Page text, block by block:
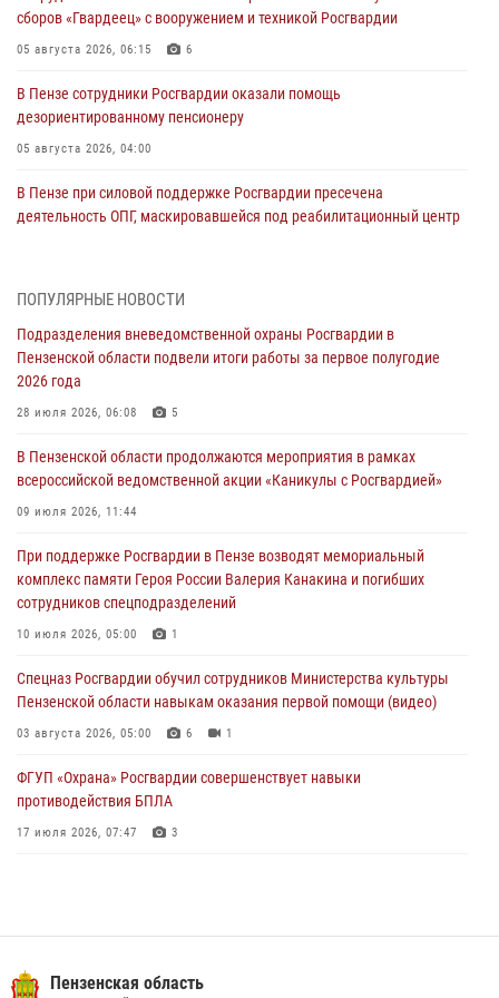
сборов «Гвардеец» с вооружением и техникой Росгвардии
05 августа 2026, 06:15 6
В Пензе сотрудники Росгвардии оказали помощь
дезориентированному пенсионеру
05 августа 2026, 04:00
В Пензе при силовой поддержке Росгвардии пресечена
деятельность ОПГ, маскировавшейся под реабилитационный центр
работы за первое полугодие 2026 года
Росгвардия обеспечила безопасность праздничных мероприятий в
В Пензе сотрудники Росгвардии задержали мужчину, который
дома
03 августа 2026, 05:59
Росгвардейцы Пензенской области отмечают 35-летие дежурной
03 августа 2026, 05:15
ПОПУЛЯРНЫЕ НОВОСТИ
Подразделения вневедомственной охраны Росгвардии в
Пензенской области подвели итоги работы за первое полугодие
2026 года
28 июля 2026, 06:08 5
В Пензенской области продолжаются мероприятия в рамках
всероссийской ведомственной акции «Каникулы с Росгвардией»
09 июля 2026, 11:44
При поддержке Росгвардии в Пензе возводят мемориальный
комплекс памяти Героя России Валерия Канакина и погибших
сотрудников спецподразделений
10 июля 2026, 05:00 1
Спецназ Росгвардии обучил сотрудников Министерства культуры
Пензенской области навыкам оказания первой помощи (видео)
03 августа 2026, 05:00 6 1
ФГУП «Охрана» Росгвардии совершенствует навыки
противодействия БПЛА
17 июля 2026, 07:47 3
Пензенский спецназ Росгвардии готовит студентов к окружному
Пензенская область